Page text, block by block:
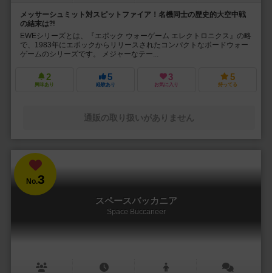
メッサーシュミット対スピットファイア！名機同士の歴史的大空中戦
の結末は⁈
EWEシリーズとは、『エポック ウォーゲーム エレクトロニクス』の略
で、1983年にエポックからリリースされたコンパクトなボードウォー
ゲームのシリーズです。 メジャーなテー...
2
興味あり
5
経験あり
3
お気に入り
5
持ってる
通販の取り扱いがありません
No.3
スペースバッカニア
Space Buccaneer